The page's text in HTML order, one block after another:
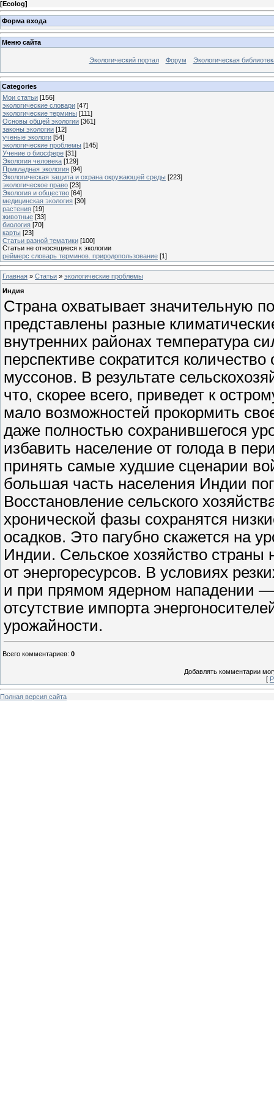
[Ecolog]
Форма входа
Меню сайта
Экологический портал Форум Экологическая
Categories
Мои статьи [156]
экологические словари [47]
экологические термины [111]
Основы общей экологии [361]
законы экологии [12]
ученые экологи [54]
экологические проблемы [145]
Учение о биосфере [31]
Экология человека [129]
Прикладная экология [94]
Экологическая защита и охрана окружающей среды [223]
экологическое право [23]
Экология и общество [64]
медицинская экология [30]
растения [19]
животные [33]
биология [70]
карты [23]
Статьи разной тематики [100]
Статьи не относящиеся к экологии
реймерс словарь терминов. природопользование [1]
Главная » Статьи » экологические проблемы
Индия
Страна охватывает значительную
представлены разные
внутренних районах температура
перспективе сократится
муссонов. В результате
что, скорее всего, приведет к
мало возможностей прокормить
даже полностью сохранившегося
избавить население от голода в
принять самые худшие сценарии
большая часть населения Индии
Восстановление сельского
хронической фазы сохранятся
осадков. Это пагубно скажется на
Индии. Сельское хозяйство страны
от энергоресурсов. В условиях
и при прямом ядерном нападении —
отсутствие импорта
урожайности.
Всего комментариев: 0
Добавлять комментарии
[
Полная версия сайта